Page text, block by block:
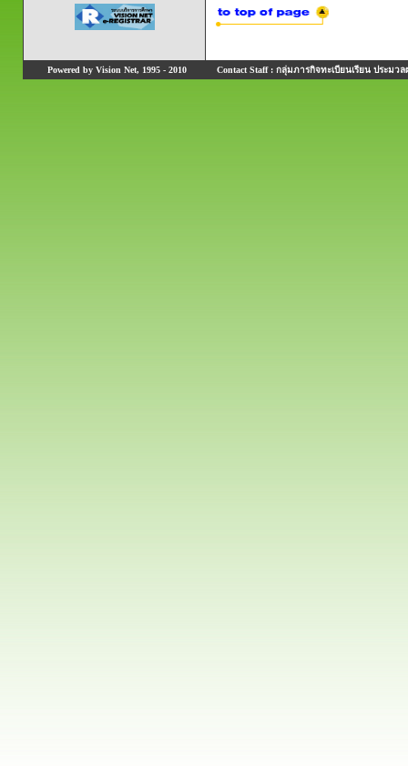
Powered by Vision Net, 1995 - 2010 Contact Staff : กลุ่มภารกิจทะเบียนเรียน ประมวล